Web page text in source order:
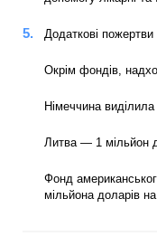
Додаткові пожертви
Окрім фондів,
Німеччина
Литва — 1 мільйон
Фонд
мільйона доларів